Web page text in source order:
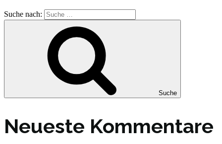
Suche nach:
Suche
Neueste Kommentare